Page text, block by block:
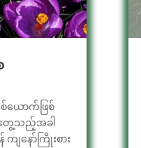
ယောက်ဖြစ်
ေ့သည့်အခါ
နော်ကြိုးစား